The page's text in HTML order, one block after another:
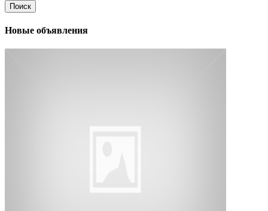
Поиск
Новые объявления